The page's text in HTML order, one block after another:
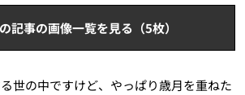
記事の画像一覧を見る（5枚）
世の中ですけど、やっぱり歳月を重ねた